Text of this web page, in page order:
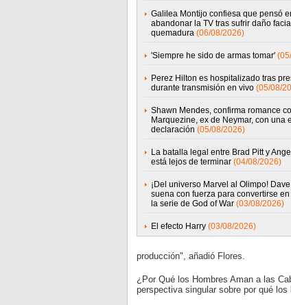
Galilea Montijo confiesa que pensó
abandonar la TV tras sufrir daño
quemadura (06/08/2026)
'Siempre he sido de armas tomar'
Perez Hilton es hospitalizado tras
durante transmisión en vivo (05/08/
Shawn Mendes, confirma romance
Marquezine, ex de Neymar, con una
declaración (05/08/2026)
La batalla legal entre Brad Pitt y
está lejos de terminar (04/08/2026)
¡Del universo Marvel al Olimpo!
suena con fuerza para convertirse en
la serie de God of War (03/08/2026)
El efecto Harry (03/08/2026)
producción", añadió Flores.
¿Por Qué los Hombres Aman a las
perspectiva singular sobre por qué